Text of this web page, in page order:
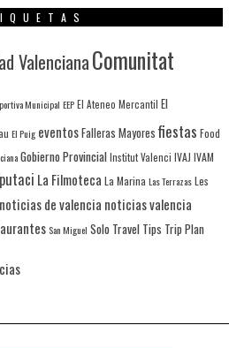
ValencianaComunitat
Municipal EEP El Ateneo Mercantil El
El Puig eventosFalleras Mayoresfiestas Food
Gobierno Provincial Institut Valenci IVAJ IVAM
La Filmoteca La Marina Las Terrazas Les
noticias de valencia noticias valencia
San Miguel Solo Travel Tips Trip Plan